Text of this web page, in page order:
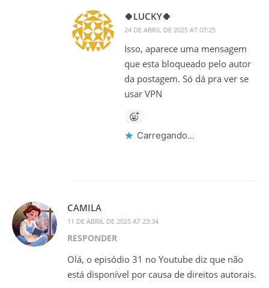
🍀LUCKY🍀
24 DE ABRIL DE 2025 AT 07:25
Isso, aparece uma mensagem
que esta bloqueado pelo autor
da postagem. Só dá pra ver se
usar VPN
Carregando...
CAMILA
11 DE ABRIL DE 2025 AT 23:34
RESPONDER
Olá, o episódio 31 no Youtube diz que não
está disponível por causa de direitos autorais.